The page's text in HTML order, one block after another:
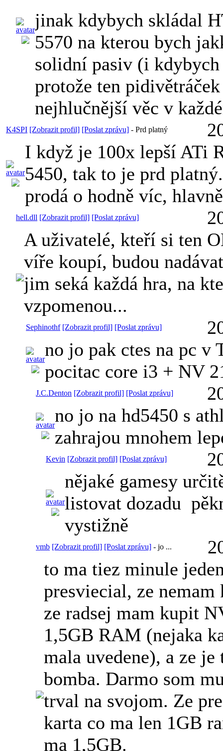
jinak kdybych skládal
5570 na kterou bych
solidní pasiv (i
protože ten
nejhlučnější věc v
K4SPI [Zobrazit profil] [Poslat zprávu] - Prd platný
I když je 100x lepší ATi
5450, tak to je prd
prodá o hodně víc,
hell.dll [Zobrazit profil] [Poslat zprávu]
A uživatelé, kteří si ten
víře koupí, budou
jim seká každá hra, na
vzpomenou...
Sephinothf [Zobrazit profil] [Poslat zprávu]
no jo pak ctes na pc v
pocitac core i3 + NV
J.C.Denton [Zobrazit profil] [Poslat zprávu]
no jo na hd5450 s
zahrajou mnohem
Kevin [Zobrazit profil] [Poslat zprávu]
nějaké gamesy
listovat dozadu
vystižně
vmb [Zobrazit profil] [Poslat zprávu] - jo ...
to ma tiez minule
presviecial, ze nemam
ze radsej mam kupit
1,5GB RAM (nejaka
mala uvedene), a ze je
bomba. Darmo som
trval na svojom. Ze
karta co ma len 1GB
ma 1,5GB.